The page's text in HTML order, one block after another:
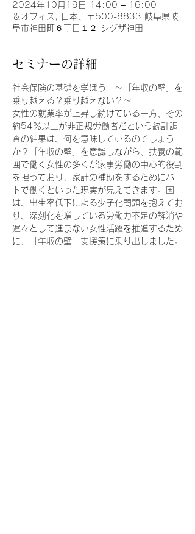
2024年10月19日 14:00 – 16:00
＆オフィス, 日本、〒500-8833 岐阜県岐
阜市神田町６丁目１２ シグザ神田
セミナーの詳細
社会保険の基礎を学ぼう　〜「年収の壁」を
乗り越える？乗り越えない？～
女性の就業率が上昇し続けている一方、その
約54％以上が非正規労働者だという統計調
査の結果は、何を意味しているのでしょう
か？「年収の壁」を意識しながら、扶養の範
囲で働く女性の多くが家事労働の中心的役割
を担っており、家計の補助をするためにパー
トで働くといった現実が見えてきます。国
は、出生率低下による少子化問題を抱えてお
り、深刻化を増している労働力不足の解消や
遅々として進まない女性活躍を推進するため
に、「年収の壁」支援策に乗り出しました。